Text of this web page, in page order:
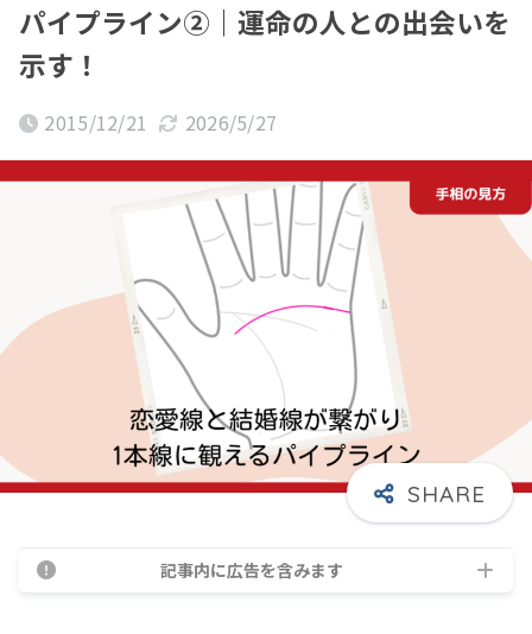
パイプライン②｜運命の人との出会いを
示す！
2015/12/21 2026/5/27
記事内に広告を含みます